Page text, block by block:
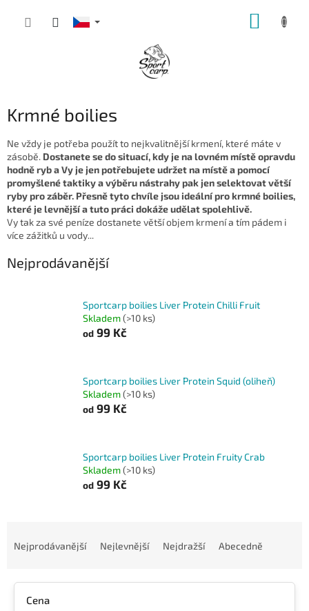
Krmné boilies
Ne vždy je potřeba použít to nejkvalitnější krmení, které máte v
zásobě. Dostanete se do situací, kdy je na lovném místě opravdu
hodně ryb a Vy je jen potřebujete udržet na místě a pomocí
promyšlené taktiky a výběru nástrahy pak jen selektovat větší
ryby pro záběr. Přesně tyto chvíle jsou ideální pro krmné boilies,
které je levnější a tuto práci dokáže udělat spolehlivě.
Vy tak za své peníze dostanete větší objem krmení a tím pádem i
více zážitků u vody...
Nejprodávanější
Sportcarp boilies Liver Protein Chilli Fruit
Skladem(>10 ks)
od 99 Kč
Sportcarp boilies Liver Protein Squid (oliheň)
Skladem(>10 ks)
od 99 Kč
Sportcarp boilies Liver Protein Fruity Crab
Skladem(>10 ks)
od 99 Kč
n
Nejprodávanější Nejlevnější Nejdražší Abecedně
Cena